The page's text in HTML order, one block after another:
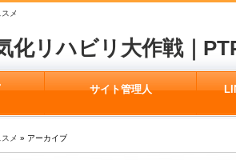
メ
化リハビリ大作戦｜
サイト管理人
メ » アーカイブ